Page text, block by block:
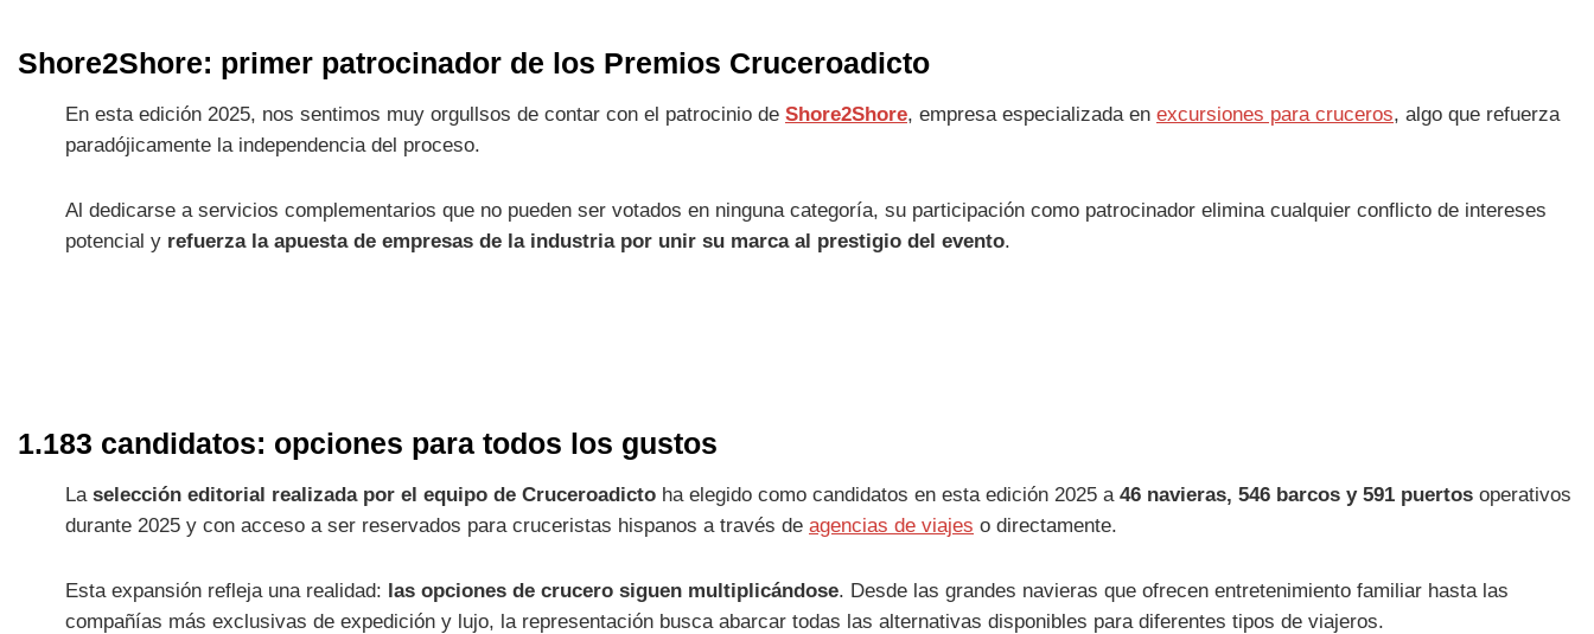
Shore2Shore: primer patrocinador de los Premios Cruceroadicto
En esta edición 2025, nos sentimos muy orgullsos de contar con el patrocinio de Shore2Shore, empresa especializada en excursiones para cruceros, algo que refuerza
paradójicamente la independencia del proceso.
Al dedicarse a servicios complementarios que no pueden ser votados en ninguna categoría, su participación como patrocinador elimina cualquier conflicto de intereses
potencial y refuerza la apuesta de empresas de la industria por unir su marca al prestigio del evento.
1.183 candidatos: opciones para todos los gustos
La selección editorial realizada por el equipo de Cruceroadicto ha elegido como candidatos en esta edición 2025 a 46 navieras, 546 barcos y 591 puertos operativos
durante 2025 y con acceso a ser reservados para cruceristas hispanos a través de agencias de viajes o directamente.
Esta expansión refleja una realidad: las opciones de crucero siguen multiplicándose. Desde las grandes navieras que ofrecen entretenimiento familiar hasta las
compañías más exclusivas de expedición y lujo, la representación busca abarcar todas las alternativas disponibles para diferentes tipos de viajeros.